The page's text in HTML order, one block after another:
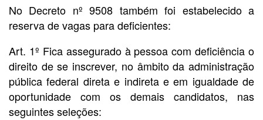
No Decreto nº 9508 também foi estabelecido a
reserva de vagas para deficientes:
Art. 1º Fica assegurado à pessoa com deficiência o
direito de se inscrever, no âmbito da administração
pública federal direta e indireta e em igualdade de
oportunidade com os demais candidatos, nas
seguintes seleções: